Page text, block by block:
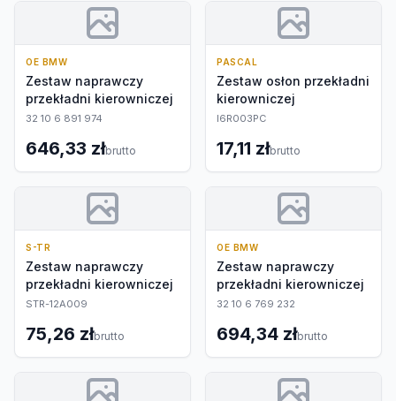
OE BMW
Zestaw naprawczy
przekładni kierowniczej
32 10 6 891 974
646,33 złbrutto
PASCAL
Zestaw osłon przekładni
kierowniczej
I6R003PC
17,11 złbrutto
S-TR
Zestaw naprawczy
przekładni kierowniczej
STR-12A009
75,26 złbrutto
OE BMW
Zestaw naprawczy
przekładni kierowniczej
32 10 6 769 232
694,34 złbrutto